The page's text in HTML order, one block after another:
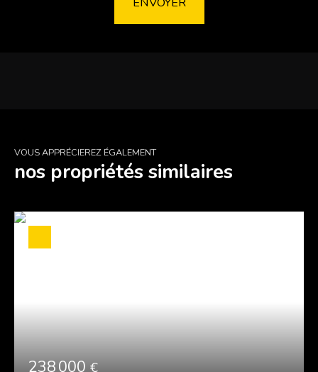
VOUS APPRÉCIEREZ ÉGALEMENT
nos propriétés similaires
238 000€